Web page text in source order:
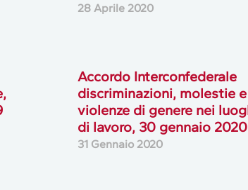
28 Aprile 2020
Accordo Interconfederale
discriminazioni, molestie e
violenze di genere nei
di lavoro, 30 gennaio 2020
31 Gennaio 2020